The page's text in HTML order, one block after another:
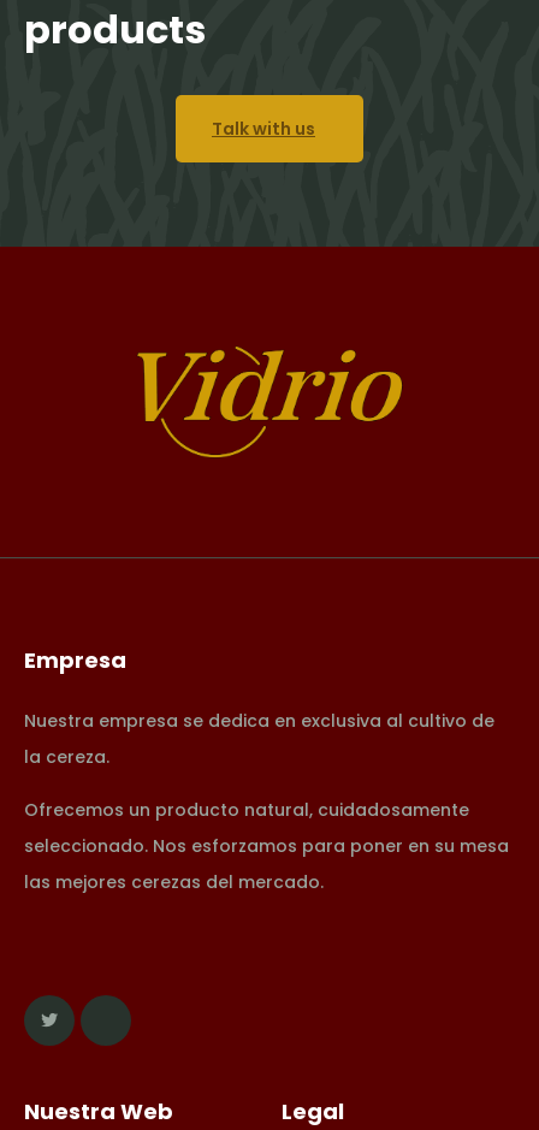
products
Talk with us
Empresa
Nuestra empresa se dedica en exclusiva al cultivo de
la cereza.
Ofrecemos un producto natural, cuidadosamente
seleccionado. Nos esforzamos para poner en su mesa
las mejores cerezas del mercado.
Nuestra Web Legal